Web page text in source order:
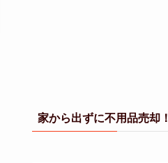
家から出ずに不用品売却！